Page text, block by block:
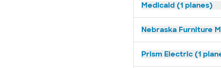
Medicaid (1 planes)
Nebraska Furniture
Prism Electric (1